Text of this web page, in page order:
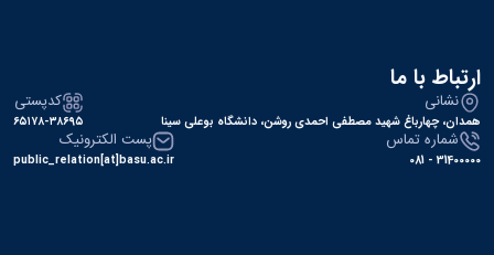
ارتباط با ما
نشانی
همدان، چهارباغ شهید مصطفی احمدی روشن، دانشگاه بوعلی سینا
کدپستی
۶۵۱۷۸-۳۸۶۹۵
شماره تماس
31400000 - 081
پست الکترونیک
public_relation[at]basu.ac.ir